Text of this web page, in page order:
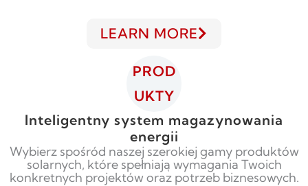
LEARN MORE
PROD
UKTY
Inteligentny system magazynowania
energii
Wybierz spośród naszej szerokiej gamy produktów
solarnych, które spełniają wymagania Twoich
konkretnych projektów oraz potrzeb biznesowych.